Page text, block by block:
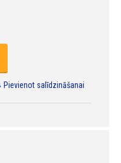
Pievienot salīdzināšanai